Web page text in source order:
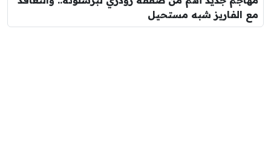
مع الفاريز شبه مستحيل